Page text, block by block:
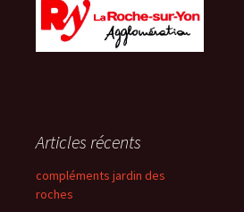
Articles récents
compléments jardin des
roches